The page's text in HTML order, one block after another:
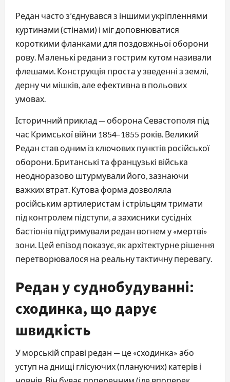
Редан часто з’єднувався з іншими укріпленнями
куртинами (стінами) і міг доповнюватися
короткими фланками для поздовжньої оборони
рову. Маленькі редани з гострим кутом називали
флешами. Конструкція проста у зведенні з землі,
дерну чи мішків, але ефективна в польових
умовах.
Історичний приклад — оборона Севастополя під
час Кримської війни 1854–1855 років. Великий
Редан став одним із ключових пунктів російської
оборони. Британські та французькі війська
неодноразово штурмували його, зазнаючи
важких втрат. Кутова форма дозволяла
російським артилеристам і стрільцям тримати
під контролем підступи, а захисники сусідніх
бастіонів підтримували редан вогнем у «мертві»
зони. Цей епізод показує, як архітектурне рішення
перетворювалося на реальну тактичну перевагу.
Редан у суднобудуванні:
сходинка, що дарує
швидкість
У морській справі редан — це «сходинка» або
уступ на днищі глісуючих (плануючих) катерів і